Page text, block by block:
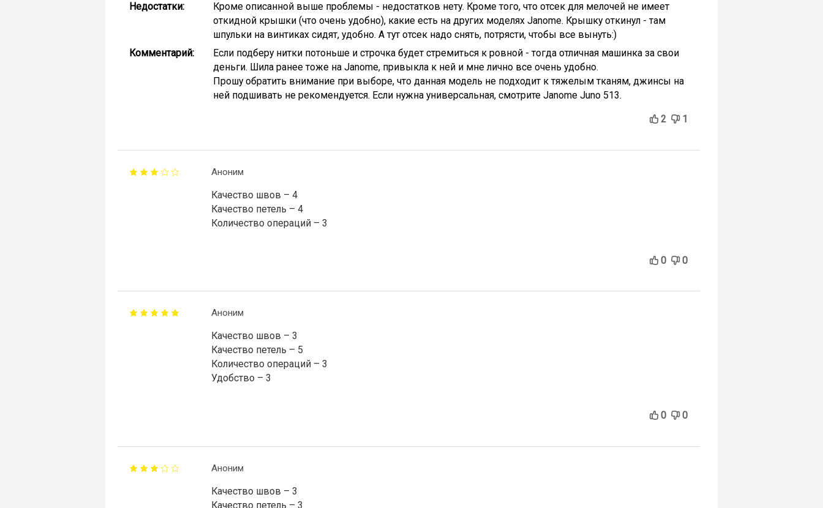
Недостатки:
Кроме описанной выше проблемы - недостатков нету. Кроме того, что отсек для мелочей не имеет
откидной крышки (что очень удобно), какие есть на других моделях Janome. Крышку откинул - там
шпульки на винтиках сидят, удобно. А тут отсек надо снять, потрясти, чтобы все вынуть:)
Комментарий:
Если подберу нитки потоньше и строчка будет стремиться к ровной - тогда отличная машинка за свои
деньги. Шила ранее тоже на Janome, привыкла к ней и мне лично все очень удобно.
Прошу обратить внимание при выборе, что данная модель не подходит к тяжелым тканям, джинсы на
ней подшивать не рекомендуется. Если нужна универсальная, смотрите Janome Juno 513.
2 1
Аноним
Качество швов – 4
Качество петель – 4
Количество операций – 3
0 0
Аноним
Качество швов – 3
Качество петель – 5
Количество операций – 3
Удобство – 3
0 0
Аноним
Качество швов – 3
Качество петель – 3